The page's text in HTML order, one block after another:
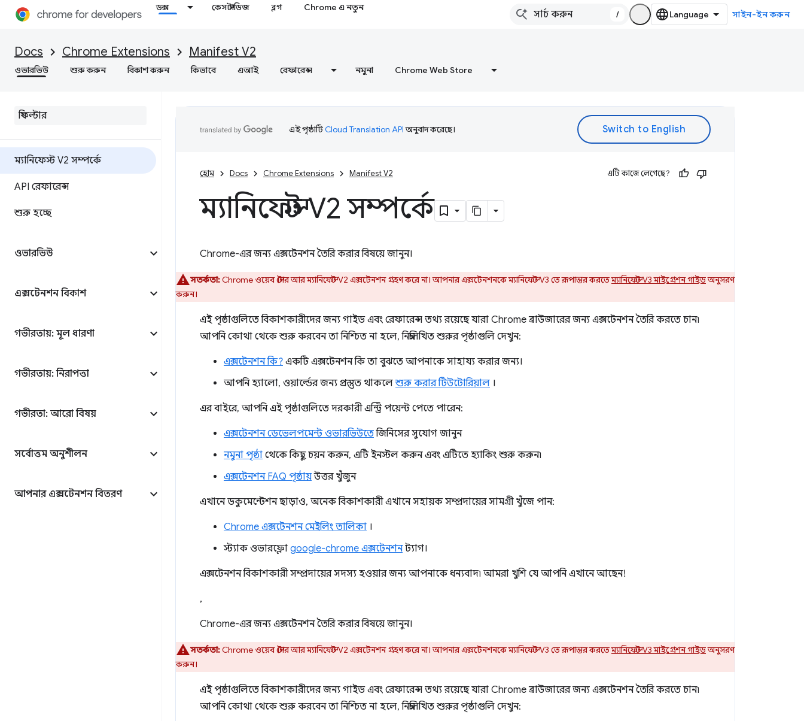
ডক্স কেস স্টাডিজ ব্লগ Chrome এ নতুন
/ সাইন-ইন করুন
Docs Chrome Extensions Manifest V2
ওভারভিউ শুরু করুন বিকাশ করুন কিভাবে এআই রেফারেন্স নমুনা Chrome Web Store
ম্যানিফেস্ট V2 সম্পর্কে
API রেফারেন্স
শুরু হচ্ছে
ওভারভিউ
এক্সটেনশন বিকাশ
গভীরতায়: মূল ধারণা
গভীরতায়: নিরাপত্তা
গভীরতা: আরো বিষয়
সর্বোত্তম অনুশীলন
আপনার এক্সটেনশন বিতরণ
এই পৃষ্ঠাটিCloud Translation APIঅনুবাদ করেছে।
হোম Docs Chrome Extensions Manifest V2 এটি কাজে লেগেছে?
ম্যানিফেস্ট V2 সম্পর্কে
Chrome-এর জন্য এক্সটেনশন তৈরি করার বিষয়ে জানুন।
সতর্কতা:Chrome ওয়েব স্টোর আর ম্যানিফেস্ট V2 এক্সটেনশন গ্রহণ করে না। আপনার এক্সটেনশনকে ম্যানিফেস্ট V3 তে রূপান্তর করতেম্যানিফেস্ট V3 মাইগ্রেশন গাইডঅনুসরণ
করুন।
এই পৃষ্ঠাগুলিতে বিকাশকারীদের জন্য গাইড এবং রেফারেন্স তথ্য রয়েছে যারা Chrome ব্রাউজারের জন্য এক্সটেনশন তৈরি করতে চান৷
আপনি কোথা থেকে শুরু করবেন তা নিশ্চিত না হলে, নিম্নলিখিত শুরুর পৃষ্ঠাগুলি দেখুন:
এক্সটেনশন কি? একটি এক্সটেনশন কি তা বুঝতে আপনাকে সাহায্য করার জন্য।
আপনি হ্যালো, ওয়ার্ল্ডের জন্য প্রস্তুত থাকলে শুরু করার টিউটোরিয়াল ।
এর বাইরে, আপনি এই পৃষ্ঠাগুলিতে দরকারী এন্ট্রি পয়েন্ট পেতে পারেন:
এক্সটেনশন ডেভেলপমেন্ট ওভারভিউতেজিনিসের সুযোগ জানুন
নমুনা পৃষ্ঠা থেকে কিছু চয়ন করুন, এটি ইনস্টল করুন এবং এটিতে হ্যাকিং শুরু করুন৷
এক্সটেনশন FAQ পৃষ্ঠায়উত্তর খুঁজুন
এখানে ডকুমেন্টেশন ছাড়াও, অনেক বিকাশকারী এখানে সহায়ক সম্প্রদায়ের সামগ্রী খুঁজে পান:
Chrome এক্সটেনশন মেইলিং তালিকা ।
স্ট্যাক ওভারফ্লো google-chrome এক্সটেনশনট্যাগ।
এক্সটেনশন বিকাশকারী সম্প্রদায়ের সদস্য হওয়ার জন্য আপনাকে ধন্যবাদ৷ আমরা খুশি যে আপনি এখানে আছেন!
,
Chrome-এর জন্য এক্সটেনশন তৈরি করার বিষয়ে জানুন।
সতর্কতা:Chrome ওয়েব স্টোর আর ম্যানিফেস্ট V2 এক্সটেনশন গ্রহণ করে না। আপনার এক্সটেনশনকে ম্যানিফেস্ট V3 তে রূপান্তর করতেম্যানিফেস্ট V3 মাইগ্রেশন গাইডঅনুসরণ
করুন।
এই পৃষ্ঠাগুলিতে বিকাশকারীদের জন্য গাইড এবং রেফারেন্স তথ্য রয়েছে যারা Chrome ব্রাউজারের জন্য এক্সটেনশন তৈরি করতে চান৷
আপনি কোথা থেকে শুরু করবেন তা নিশ্চিত না হলে, নিম্নলিখিত শুরুর পৃষ্ঠাগুলি দেখুন: